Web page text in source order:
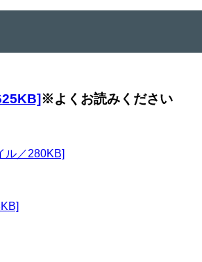
※よくお読みください
ル／280KB]